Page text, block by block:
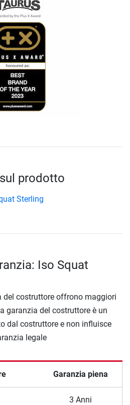
prodotto
Sterling
Iso Squat
del costruttore offrono maggiori
garanzia del costruttore è un
dal costruttore e non influisce
legale
Garanzia piena
3 Anni